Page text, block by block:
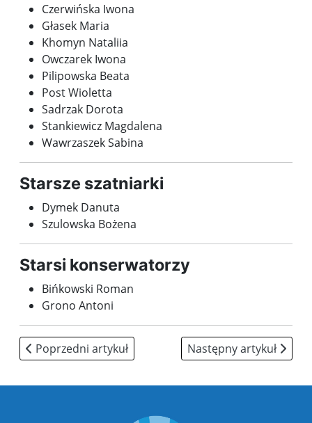
Czerwińska Iwona
Głasek Maria
Khomyn Nataliia
Owczarek Iwona
Pilipowska Beata
Post Wioletta
Sadrzak Dorota
Stankiewicz Magdalena
Wawrzaszek Sabina
Starsze szatniarki
Dymek Danuta
Szulowska Bożena
Starsi konserwatorzy
Bińkowski Roman
Grono Antoni
Poprzedni artykuł: Hymn przedszkola
Poprzedni artykuł Następny artykuł: Trasa
Następny artykuł